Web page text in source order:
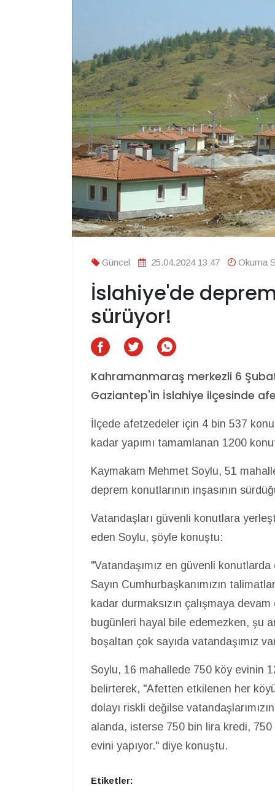
Güncel 25.04.2024 13:47 Okuma
İslahiye'de deprem
sürüyor!
Kahramanmaraş merkezli 6
Gaziantep'in İslahiye ilçesinde
İlçede afetzedeler için 4 bin 537
kadar yapımı tamamlanan 1200
Kaymakam Mehmet Soylu, 51
deprem konutlarının inşasının
Vatandaşları güvenli konutlara
eden Soylu, şöyle konuştu:
"Vatandaşımız en güvenli
Sayın Cumhurbaşkanımızın
kadar durmaksızın çalışmaya
bugünleri hayal bile edemezken, şu
boşaltan çok sayıda vatandaşımız
Soylu, 16 mahallede 750 köy evinin
belirterek, "Afetten etkilenen her
dolayı riskli değilse
alanda, isterse 750 bin lira kredi,
evini yapıyor." diye konuştu.
Etiketler: